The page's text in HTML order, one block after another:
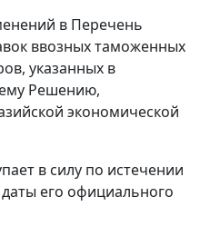
в Перечень
ввозных таможенных
указанных в
Решению,
экономической
в силу по истечении
его официального